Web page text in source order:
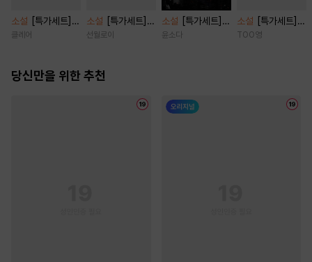
소설
[특가세트]
순정 깡패 [단행
클레어
소설
[특가세트]
주인마님의 또 다
선월로이
소설
[특가세트]
불건전한 연애 [단
윤소다
소설
[특가세트]
지랄에 진심인 편
TOO영
당신만을 위한 추천